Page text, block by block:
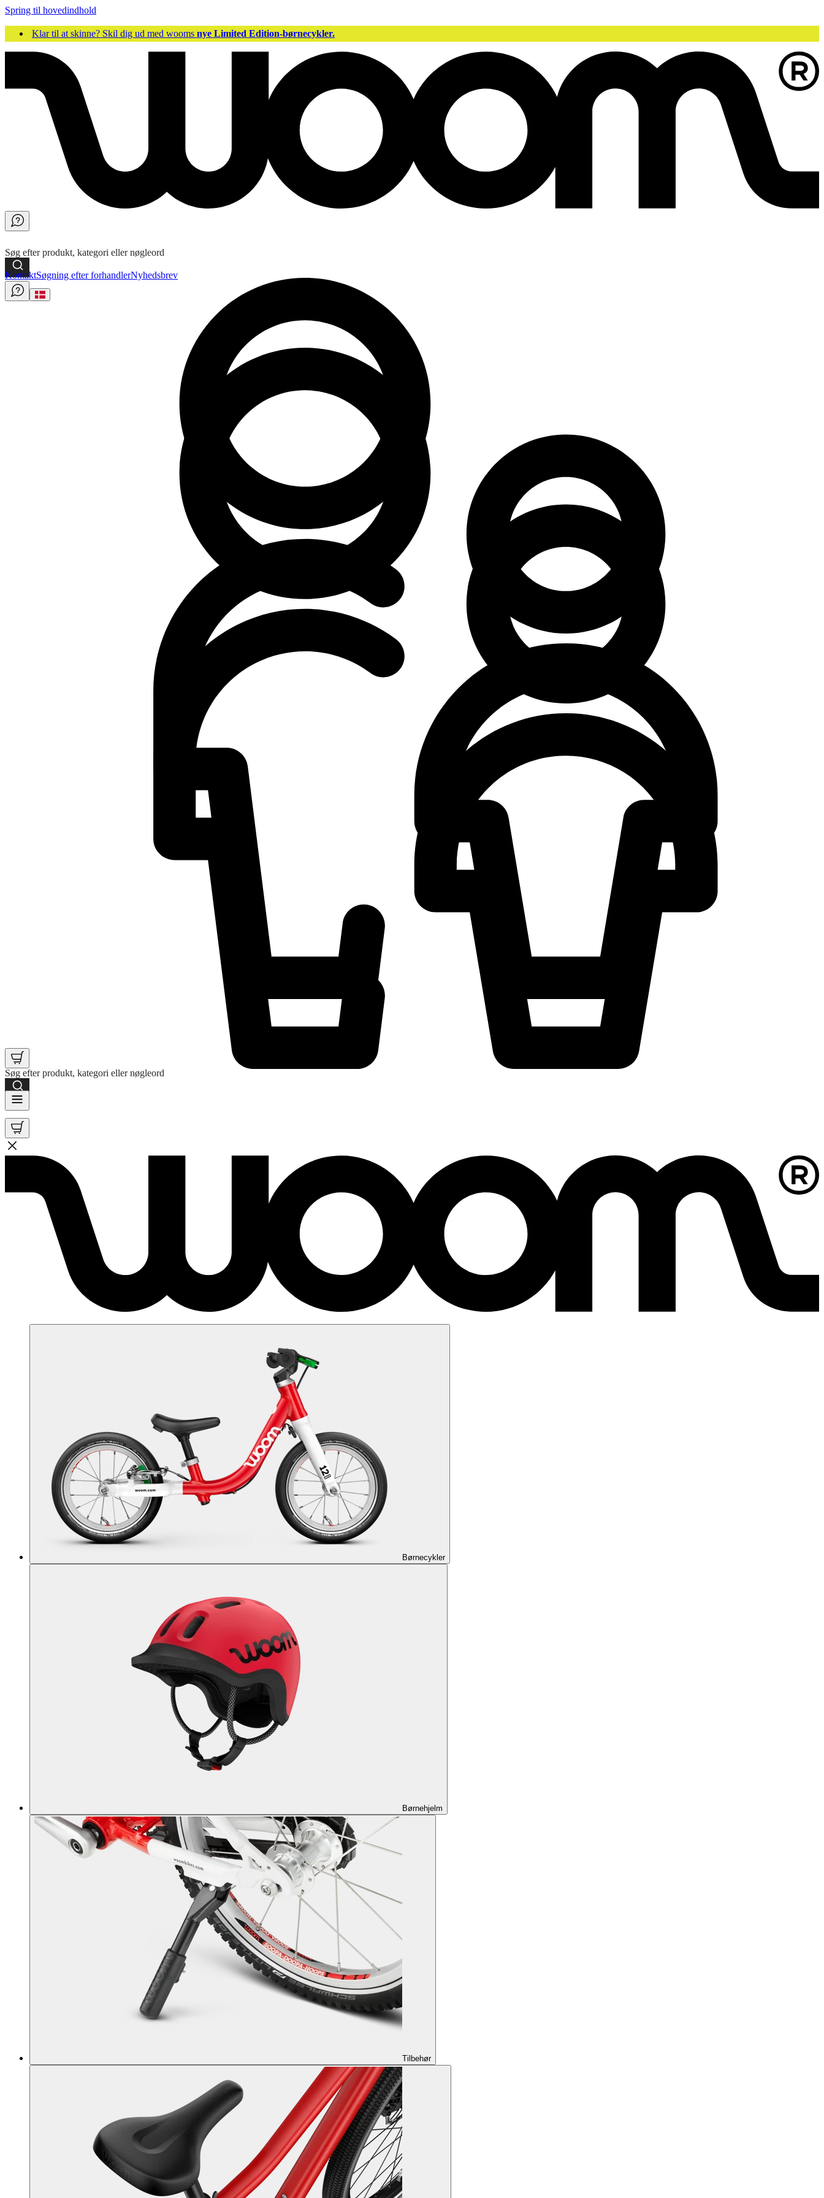
Spring til hovedindhold
Klar til at skinne? Skil dig ud med wooms nye Limited Edition-børnecykler.
Søg efter produkt, kategori eller nøgleord
Søg efter produkt, kategori eller nøgleord
KontaktSøgning efter forhandlerNyhedsbrev
Børnecykler
Børnehjelm
Tilbehør